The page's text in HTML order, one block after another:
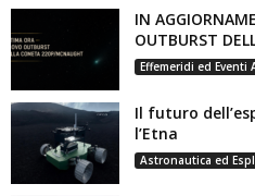
IN
OUTBURST
Effemeridi ed Eventi
Il futuro
l’Etna
Astronautica ed